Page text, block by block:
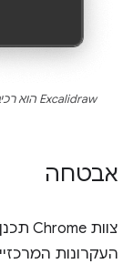
‫Excalidraw הוא רכיב handler שמוגדר כברירת מחדל לקבצים מסוג
אבטחה
העקרונות